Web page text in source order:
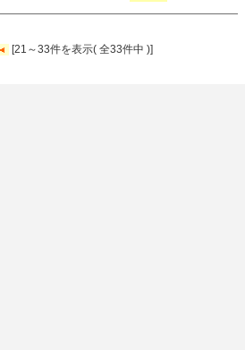
[21～33件を表示( 全33件中 )]